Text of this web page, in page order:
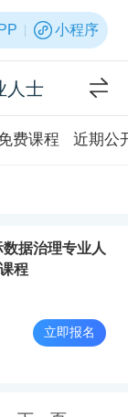
小程序
人士
费课程 近期公
据治理专业人
程
立即报名